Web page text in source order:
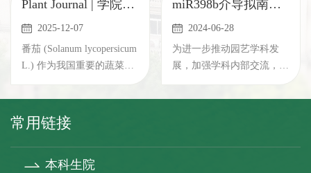
Plant Journal | 学院李金华教授团队揭示Slmsh1介导的番茄育种改良性状...
2025-12-07
番茄 (Solanum lycopersicum
L.) 作为我国重要的蔬菜作
环境胁...
miR398b介导拟南芥对寄生疫霉菌的感病性| 第7期园艺青年学术沙龙
2024-06-28
为进一步推动园艺学科发
展，加强学科内部交流，提
积极性，营...
常用链接
本科生院